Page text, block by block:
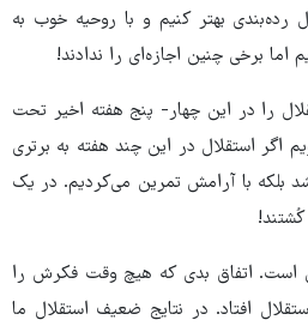
بهتر کنیم و با روحیه خوب به
برخی‌ چنین اجازه‌ای را ندادند!
را در این چهار- پنج هفته اخیر تحت
اگر استقلال در این چند هفته به برتری
بلکه با آرامش تمرین می‌کردیم. در یک
اتفاق بدی که هیچ وقت فکرش را
افتاد. در نتایج ضعیف استقلال ما